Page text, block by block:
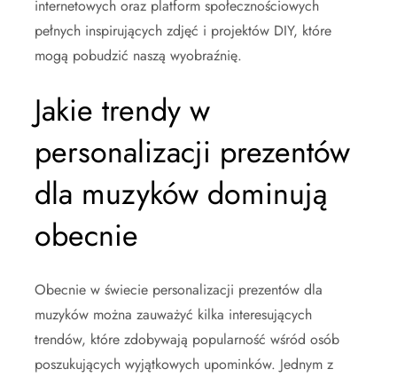
internetowych oraz platform społecznościowych
pełnych inspirujących zdjęć i projektów DIY, które
mogą pobudzić naszą wyobraźnię.
Jakie trendy w
personalizacji prezentów
dla muzyków dominują
obecnie
Obecnie w świecie personalizacji prezentów dla
muzyków można zauważyć kilka interesujących
trendów, które zdobywają popularność wśród osób
poszukujących wyjątkowych upominków. Jednym z